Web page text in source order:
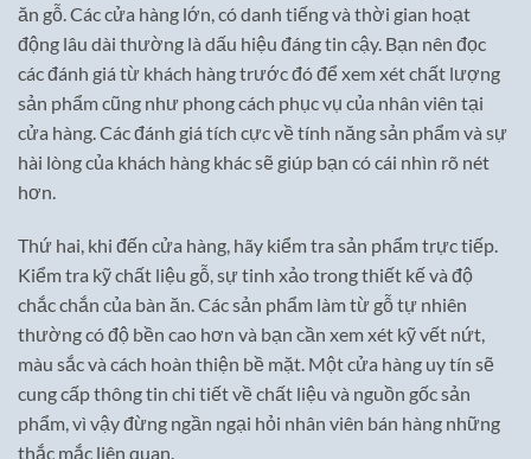
ăn gỗ. Các cửa hàng lớn, có danh tiếng và thời gian hoạt
động lâu dài thường là dấu hiệu đáng tin cậy. Bạn nên đọc
các đánh giá từ khách hàng trước đó để xem xét chất lượng
sản phẩm cũng như phong cách phục vụ của nhân viên tại
cửa hàng. Các đánh giá tích cực về tính năng sản phẩm và sự
hài lòng của khách hàng khác sẽ giúp bạn có cái nhìn rõ nét
hơn.
Thứ hai, khi đến cửa hàng, hãy kiểm tra sản phẩm trực tiếp.
Kiểm tra kỹ chất liệu gỗ, sự tinh xảo trong thiết kế và độ
chắc chắn của bàn ăn. Các sản phẩm làm từ gỗ tự nhiên
thường có độ bền cao hơn và bạn cần xem xét kỹ vết nứt,
màu sắc và cách hoàn thiện bề mặt. Một cửa hàng uy tín sẽ
cung cấp thông tin chi tiết về chất liệu và nguồn gốc sản
phẩm, vì vậy đừng ngần ngại hỏi nhân viên bán hàng những
thắc mắc liên quan.